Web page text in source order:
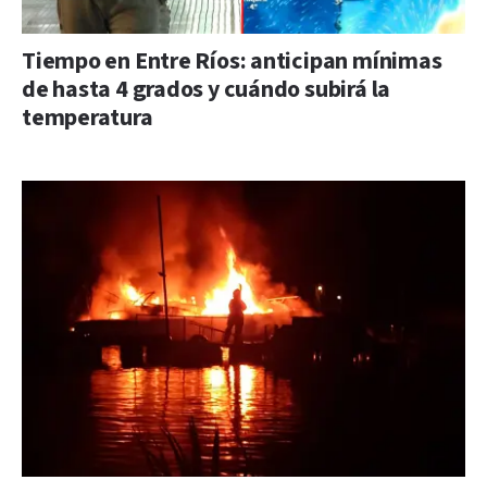
Tiempo en Entre Ríos: anticipan mínimas
de hasta 4 grados y cuándo subirá la
temperatura